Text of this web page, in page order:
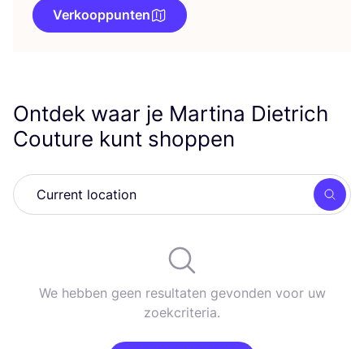
Verkooppunten
Ontdek waar je Martina Dietrich
Couture kunt shoppen
Zoek
We hebben geen resultaten gevonden voor uw
zoekcriteria.